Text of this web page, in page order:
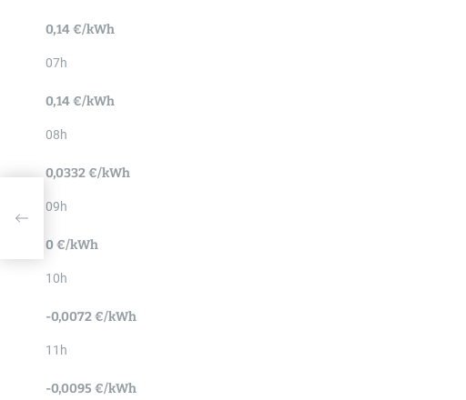
0,14 €/kWh
07h
0,14 €/kWh
08h
0,0332 €/kWh
09h
0 €/kWh
10h
-0,0072 €/kWh
11h
-0,0095 €/kWh